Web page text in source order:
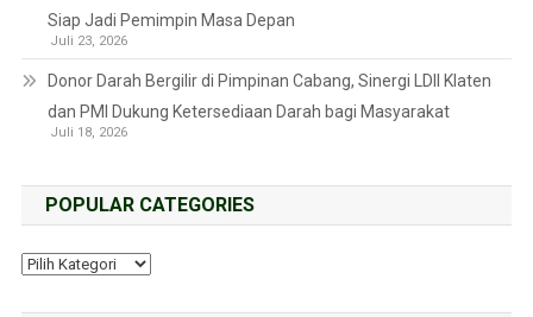
Siap Jadi Pemimpin Masa Depan
Juli 23, 2026
Donor Darah Bergilir di Pimpinan Cabang, Sinergi LDII Klaten
dan PMI Dukung Ketersediaan Darah bagi Masyarakat
Juli 18, 2026
POPULAR CATEGORIES